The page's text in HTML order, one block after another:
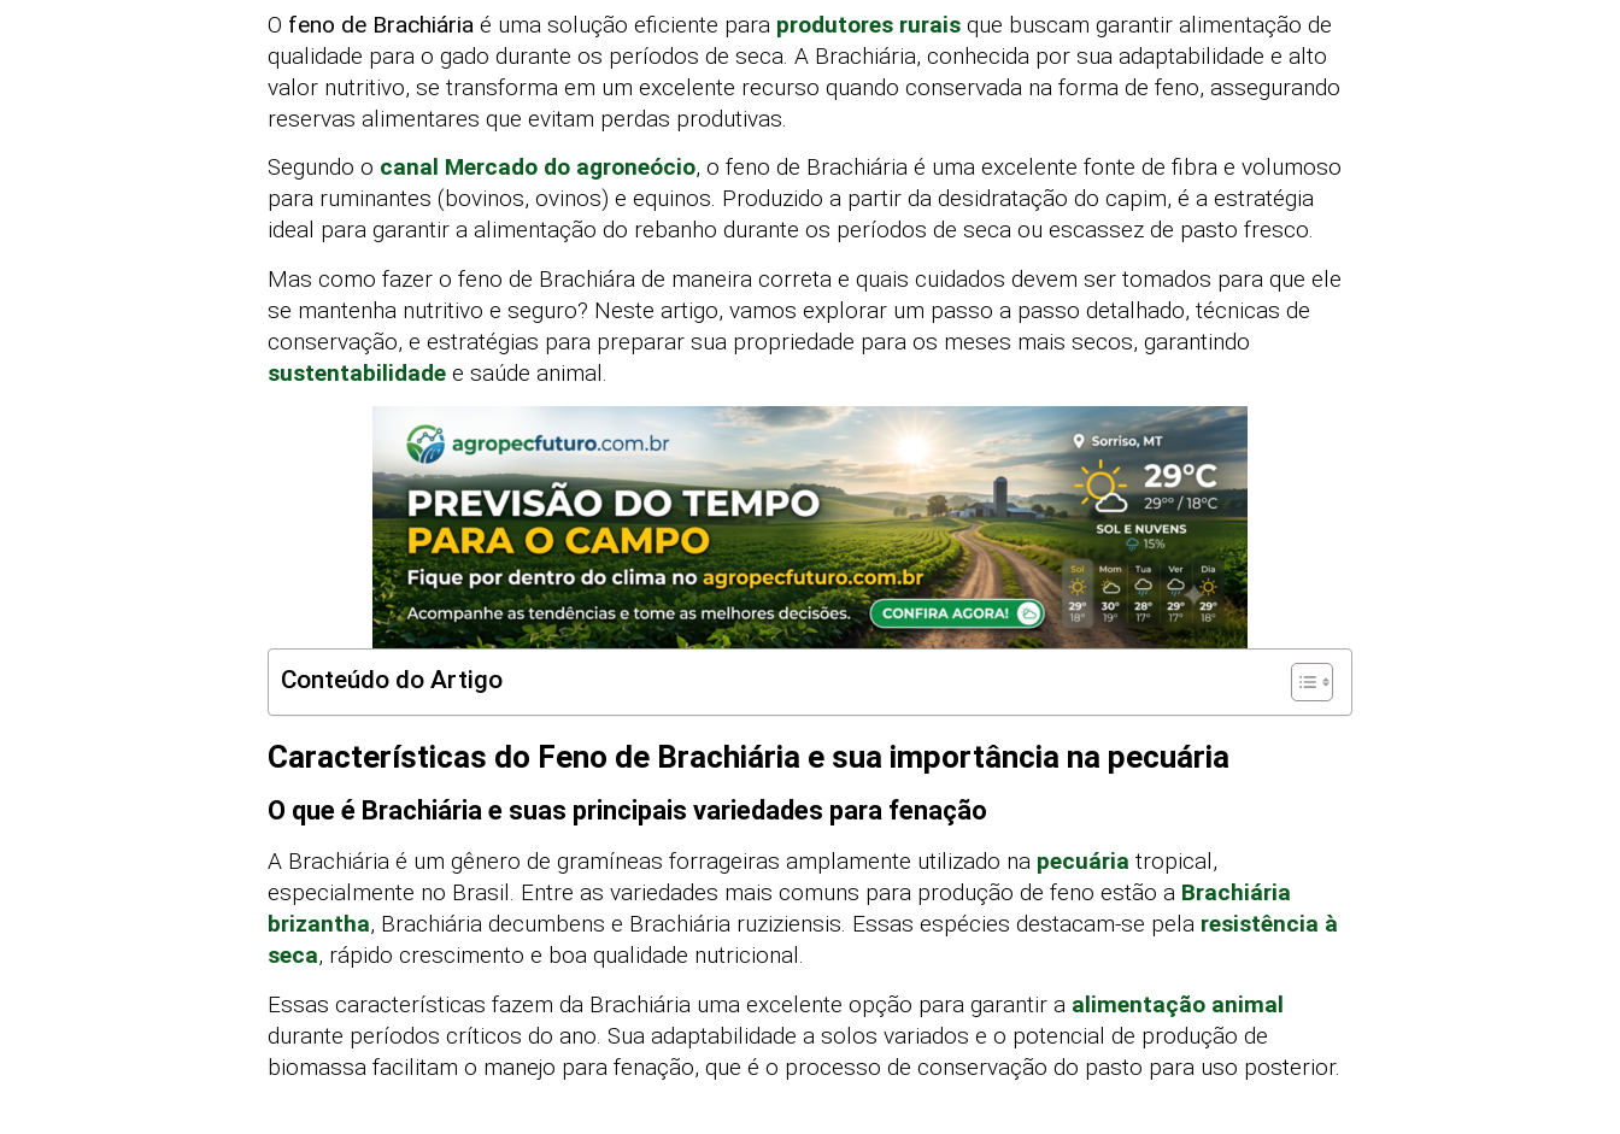
O feno de Brachiária é uma solução eficiente para produtores rurais que buscam garantir alimentação de
qualidade para o gado durante os períodos de seca. A Brachiária, conhecida por sua adaptabilidade e alto
valor nutritivo, se transforma em um excelente recurso quando conservada na forma de feno, assegurando
reservas alimentares que evitam perdas produtivas.
Segundo o canal Mercado do agroneócio, o feno de Brachiária é uma excelente fonte de fibra e volumoso
para ruminantes (bovinos, ovinos) e equinos. Produzido a partir da desidratação do capim, é a estratégia
ideal para garantir a alimentação do rebanho durante os períodos de seca ou escassez de pasto fresco.
Mas como fazer o feno de Brachiára de maneira correta e quais cuidados devem ser tomados para que ele
se mantenha nutritivo e seguro? Neste artigo, vamos explorar um passo a passo detalhado, técnicas de
conservação, e estratégias para preparar sua propriedade para os meses mais secos, garantindo
sustentabilidade e saúde animal.
Conteúdo do Artigo
Características do Feno de Brachiária e sua importância na pecuária
O que é Brachiária e suas principais variedades para fenação
A Brachiária é um gênero de gramíneas forrageiras amplamente utilizado na pecuária tropical,
especialmente no Brasil. Entre as variedades mais comuns para produção de feno estão a Brachiária
brizantha, Brachiária decumbens e Brachiária ruziziensis. Essas espécies destacam-se pela resistência à
seca, rápido crescimento e boa qualidade nutricional.
Essas características fazem da Brachiária uma excelente opção para garantir a alimentação animal
durante períodos críticos do ano. Sua adaptabilidade a solos variados e o potencial de produção de
biomassa facilitam o manejo para fenação, que é o processo de conservação do pasto para uso posterior.